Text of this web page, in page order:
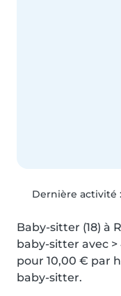
Dernière activité :
Baby-sitter (18) à
baby-sitter avec
pour 10,00 € par
baby-sitter.